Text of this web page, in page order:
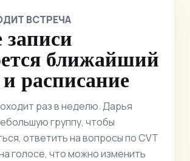
ВСТРЕЧА
ближайший
расписание
раз в неделю. Дарья
группу, чтобы
ответить на вопросы по CVT
голосе, что можно изменить